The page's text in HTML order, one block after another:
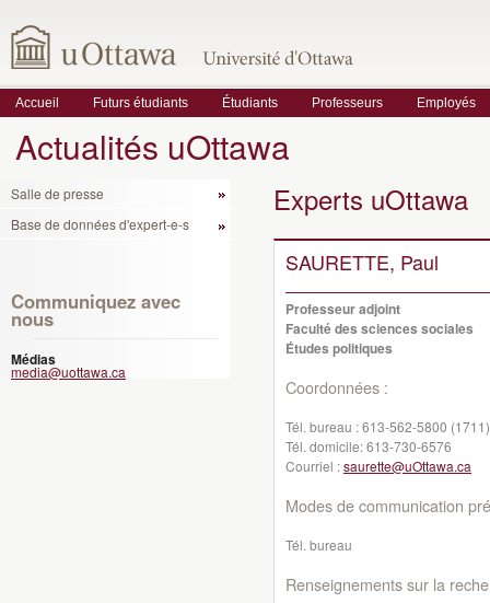
Accueil Futurs étudiants Étudiants Professeurs Employés
Actualités uOttawa
Salle de presse
Base de données d'expert-e-s
Communiquez avec
nous
Médias
media@uottawa.ca
Experts uOttawa
SAURETTE, Paul
Professeur adjoint
Faculté des sciences sociales
Études politiques
Coordonnées :
Tél. bureau :613-562-5800 (1711)
Tél. domicile:613-730-6576
Courriel :saurette@uOttawa.ca
Modes de communication
Tél. bureau
Renseignements sur la